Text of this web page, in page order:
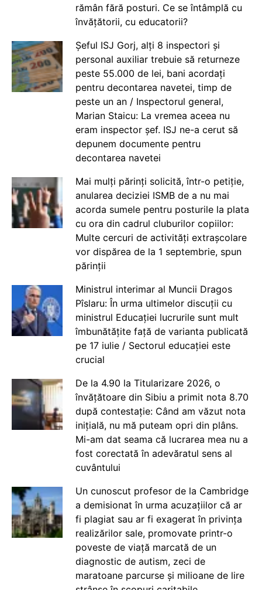
rămân fără posturi. Ce se întâmplă cu
învățătorii, cu educatorii?
Șeful ISJ Gorj, alți 8 inspectori și
personal auxiliar trebuie să returneze
peste 55.000 de lei, bani acordați
pentru decontarea navetei, timp de
peste un an / Inspectorul general,
Marian Staicu: La vremea aceea nu
eram inspector șef. ISJ ne-a cerut să
depunem documente pentru
decontarea navetei
Mai mulți părinți solicită, într-o petiție,
anularea deciziei ISMB de a nu mai
acorda sumele pentru posturile la plata
cu ora din cadrul cluburilor copiilor:
Multe cercuri de activități extrașcolare
vor dispărea de la 1 septembrie, spun
părinții
Ministrul interimar al Muncii Dragos
Pîslaru: În urma ultimelor discuții cu
ministrul Educației lucrurile sunt mult
îmbunătățite față de varianta publicată
pe 17 iulie / Sectorul educației este
crucial
De la 4.90 la Titularizare 2026, o
învățătoare din Sibiu a primit nota 8.70
după contestație: Când am văzut nota
inițială, nu mă puteam opri din plâns.
Mi-am dat seama că lucrarea mea nu a
fost corectată în adevăratul sens al
cuvântului
Un cunoscut profesor de la Cambridge
a demisionat în urma acuzațiilor că ar
fi plagiat sau ar fi exagerat în privința
realizărilor sale, promovate printr-o
poveste de viață marcată de un
diagnostic de autism, zeci de
maratoane parcurse și milioane de lire